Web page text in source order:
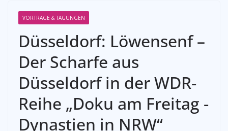
VORTRÄGE & TAGUNGEN
Düsseldorf: Löwensenf –
Der Scharfe aus
Düsseldorf in der WDR-
Reihe „Doku am Freitag -
Dynastien in NRW“